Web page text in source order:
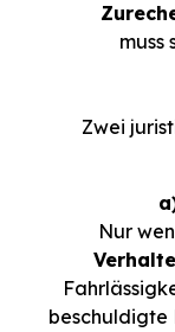
muss
Zwei
Nur
beschuldigte